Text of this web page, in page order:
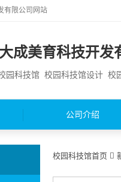
有限公司 网站
成美育科技开发
园科技馆 校园科技馆设计 校
公司介绍
校园科技馆首页